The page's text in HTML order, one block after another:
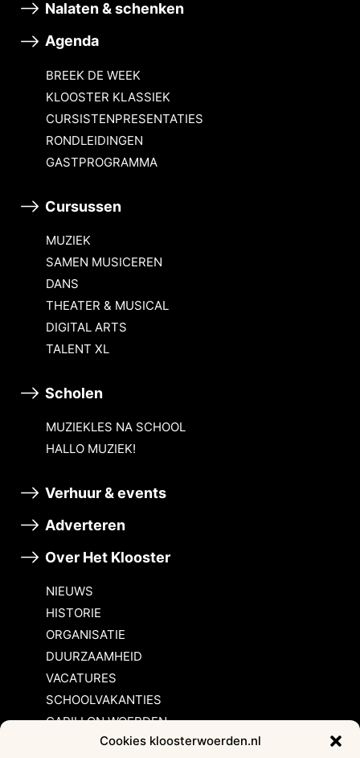
Cookies kloosterwoerden.nl
Nalaten & schenken
Agenda
BREEK DE WEEK
KLOOSTER KLASSIEK
CURSISTENPRESENTATIES
RONDLEIDINGEN
GASTPROGRAMMA
Cursussen
MUZIEK
SAMEN MUSICEREN
DANS
THEATER & MUSICAL
DIGITAL ARTS
TALENT XL
Scholen
MUZIEKLES NA SCHOOL
HALLO MUZIEK!
Verhuur & events
Adverteren
Over Het Klooster
NIEUWS
HISTORIE
ORGANISATIE
DUURZAAMHEID
VACATURES
SCHOOLVAKANTIES
CARILLON WOERDEN